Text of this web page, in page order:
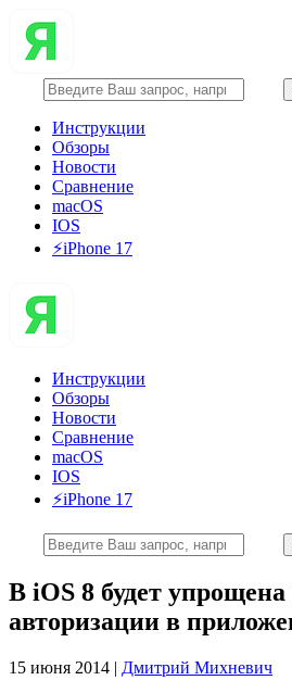
Инструкции
Обзоры
Новости
Сравнение
macOS
IOS
⚡️iPhone 17
Инструкции
Обзоры
Новости
Сравнение
macOS
IOS
⚡️iPhone 17
В iOS 8 будет упрощена
авторизации в
15 июня 2014 | Дмитрий Михневич